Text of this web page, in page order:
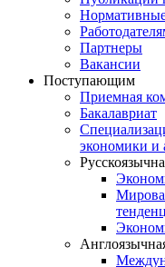
Партнеры
Вакансии
Поступающим
Приемная
Бакалавриат
экономики и